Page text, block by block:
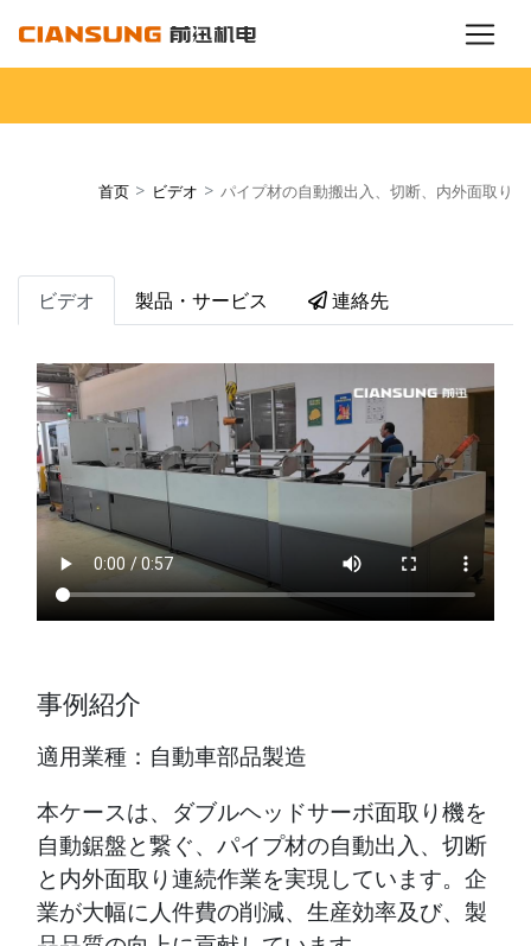
首页 > ビデオ > パイプ材の自動搬出入、切断、内外面取り
ビデオ 製品・サービス 連絡先
事例紹介
適用業種：自動車部品製造
本ケースは、ダブルヘッドサーボ面取り機を
自動鋸盤と繋ぐ、パイプ材の自動出入、切断
と内外面取り連続作業を実現しています。企
業が大幅に人件費の削減、生産効率及び、製